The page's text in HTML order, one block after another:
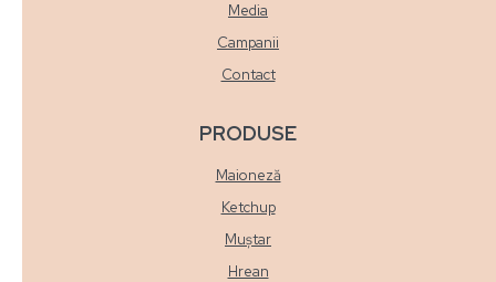
Media
Campanii
Contact
PRODUSE
Maioneză
Ketchup
Muștar
Hrean